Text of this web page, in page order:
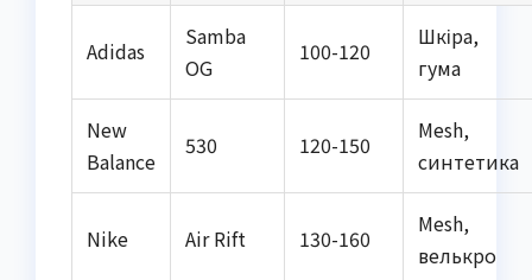
Adidas
Samba
OG
100-120
Шкіра,
гума
New
Balance
530 120-150
Mesh,
синтетика
Nike Air Rift 130-160
Mesh,
велькро